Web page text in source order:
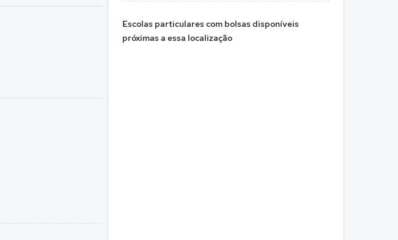
Escolas particulares com bolsas disponíveis
próximas a essa localização